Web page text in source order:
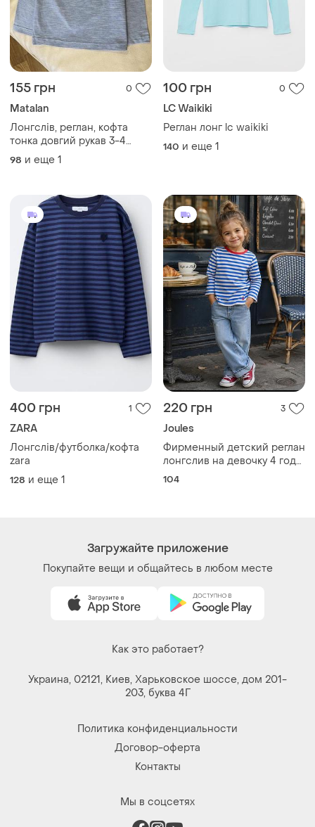
155 грн 0
Мatalan
Лонгслів, реглан, кофта
тонка довгий рукав 3-4
роки ріст 104 в смужку від
маталан стан новий б/б дов
98 и еще 1
100 грн 0
LC Waikiki
Реглан лонг lc waikiki
140 и еще 1
400 грн 1
ZARA
Лонгслів/футболка/кофта
zara
128 и еще 1
220 грн 3
Joules
Фирменный детский реглан
лонгслив на девочку 4 года
joules
104
Загружайте приложение
Покупайте вещи и общайтесь в любом месте
Как это работает?
Украина, 02121, Киев, Харьковское шоссе, дом 201-
203, буква 4Г
Политика конфиденциальности
Договор-оферта
Контакты
Мы в соцсетях